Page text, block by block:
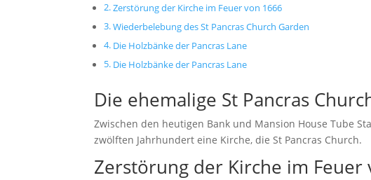
Zerstörung der Kirche im Feuer von 1666
Wiederbelebung des St Pancras Church Garden
Die Holzbänke der Pancras Lane
Die Holzbänke der Pancras Lane
Die ehemalige St Pancras
Zwischen den heutigen Bank und Mansion House Tube
zwölften Jahrhundert eine Kirche, die St Pancras Church.
Zerstörung der Kirche im Feuer